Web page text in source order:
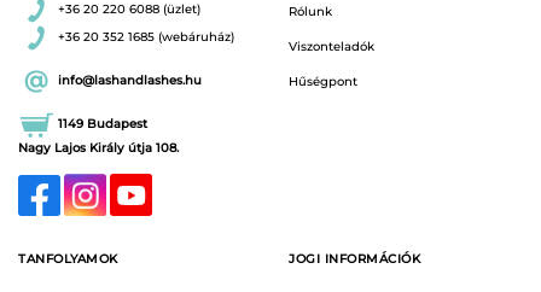
+36 20 220 6088 (üzlet)
+36 20 352 1685 (webáruház)
info@lashandlashes.hu
1149 Budapest
Nagy Lajos Király útja 108.
Rólunk
Viszonteladók
Hűségpont
TANFOLYAMOK JOGI INFORMÁCIÓK